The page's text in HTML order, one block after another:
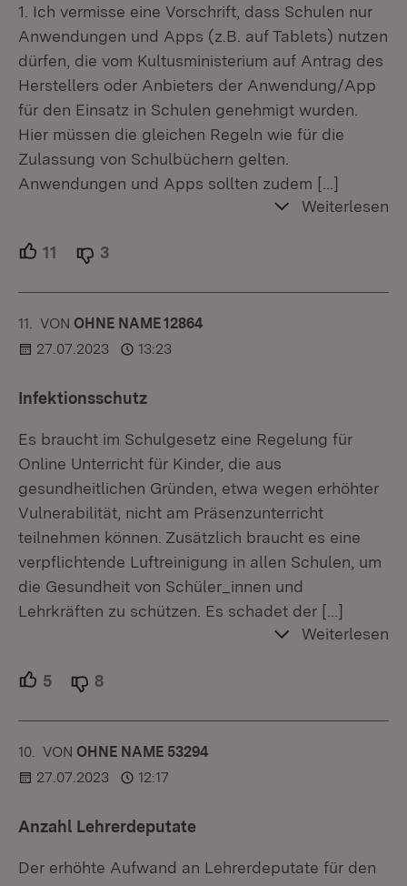
1. Ich vermisse eine Vorschrift, dass Schulen nur
Anwendungen und Apps (z.B. auf Tablets) nutzen
dürfen, die vom Kultusministerium auf Antrag des
Herstellers oder Anbieters der Anwendung/App
für den Einsatz in Schulen genehmigt wurden.
Hier müssen die gleichen Regeln wie für die
Zulassung von Schulbüchern gelten.
Anwendungen und Apps sollten zudem […]
Weiterlesen
11 Unterstützer.
3
11. KOMMENTAR
VON :OHNE NAME 12864
27.07.2023
13:23
Infektionsschutz
Es braucht im Schulgesetz eine Regelung für
Online Unterricht für Kinder, die aus
gesundheitlichen Gründen, etwa wegen erhöhter
Vulnerabilität, nicht am Präsenzunterricht
teilnehmen können. Zusätzlich braucht es eine
verpflichtende Luftreinigung in allen Schulen, um
die Gesundheit von Schüler_innen und
Lehrkräften zu schützen. Es schadet der […]
Weiterlesen
5 Unterstützer.
8
10. KOMMENTAR
VON :OHNE NAME 53294
27.07.2023
12:17
Anzahl Lehrerdeputate
Der erhöhte Aufwand an Lehrerdeputate für den